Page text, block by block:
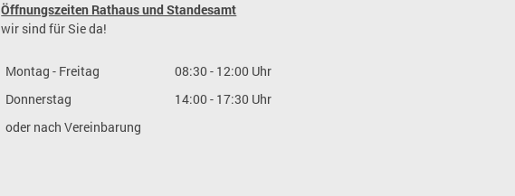
Öffnungszeiten Rathaus und Standesamt
wir sind für Sie da!
Montag - Freitag
08:30 - 12:00 Uhr
Donnerstag
14:00 - 17:30 Uhr
oder nach Vereinbarung